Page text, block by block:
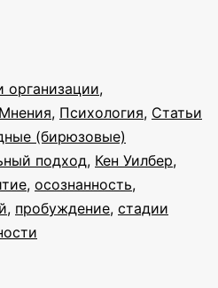
организации,
Мнения, Психология, Статьи
(бирюзовые)
подход, Кен Уилбер,
, осознанность,
, пробуждение, стадии